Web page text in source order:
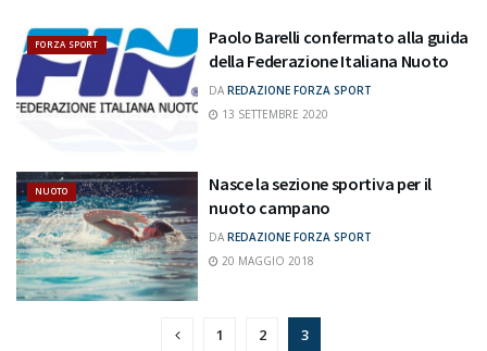
FORZA SPORT
Paolo Barelli confermato alla guida
della Federazione Italiana Nuoto
DA REDAZIONE FORZA SPORT
13 SETTEMBRE 2020
NUOTO
Nasce la sezione sportiva per il
nuoto campano
DA REDAZIONE FORZA SPORT
20 MAGGIO 2018
1 2 3